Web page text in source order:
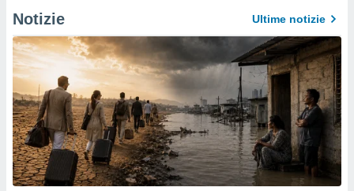
Notizie Ultime notizie